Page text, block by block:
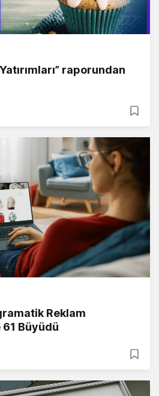
raporundan
Reklam
61 Büyüdü